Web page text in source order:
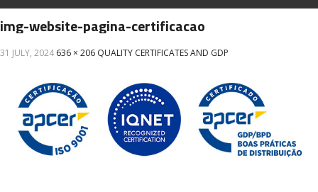
img-website-pagina-certificacao
31 JULY, 2024 636 × 206 QUALITY CERTIFICATES AND GDP